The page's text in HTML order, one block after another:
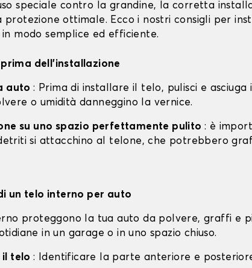
speciale contro la grandine, la corretta
protezione ottimale. Ecco i nostri consigli per
modo semplice ed efficiente.
dell'installazione
auto: Prima di installare il telo, pulisci e asciuga
o umidità danneggino la vernice.
su uno spazio perfettamente pulito : è
si attacchino al telone, che potrebbero
un telo interno per auto
proteggono la tua auto da polvere, graffi e
in un garage o in uno spazio chiuso.
il telo: Identificare la parte anteriore e